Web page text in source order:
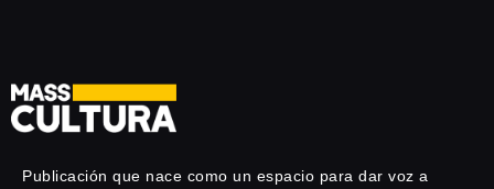
Publicación que nace como un espacio para dar voz a